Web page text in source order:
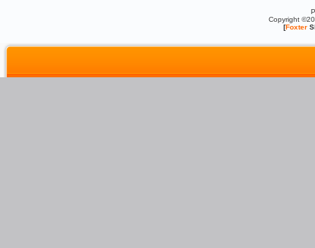
Copyright
[Foxter